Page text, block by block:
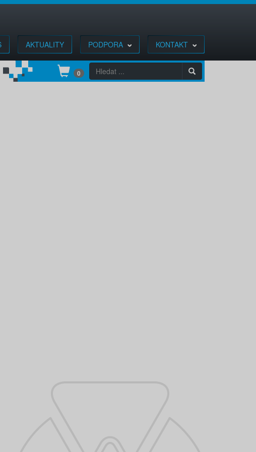
AKTUALITY PODPORA KONTAKT
0